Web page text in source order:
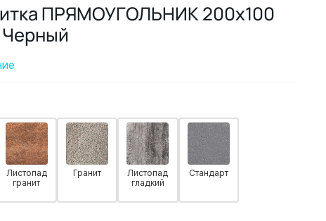
ПРЯМОУГОЛЬНИК 200x100
Листопад
гранит
Гранит
Листопад
гладкий
Стандарт